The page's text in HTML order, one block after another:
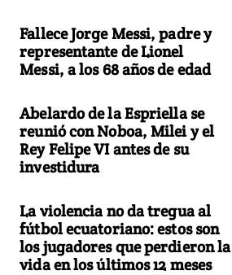
Fallece Jorge Messi, padre y
representante de Lionel
Messi, a los 68 años de edad
Abelardo de la Espriella se
reunió con Noboa, Milei y el
Rey Felipe VI antes de su
investidura
La violencia no da tregua al
fútbol ecuatoriano: estos son
los jugadores que perdieron la
vida en los últimos 12 meses